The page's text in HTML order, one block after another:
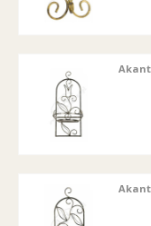
Akant
Akant